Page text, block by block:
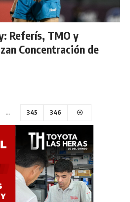
Referís, TMO y
Concentración de
… 345 346